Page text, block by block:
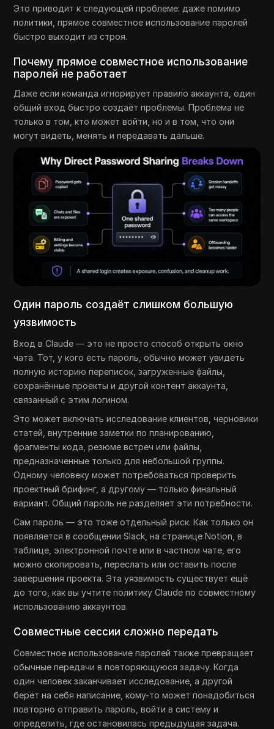
Это приводит к следующей проблеме: даже помимо
политики, прямое совместное использование паролей
быстро выходит из строя.
Почему прямое совместное использование
паролей не работает
Даже если команда игнорирует правило аккаунта, один
общий вход быстро создаёт проблемы. Проблема не
только в том, кто может войти, но и в том, что они
могут видеть, менять и передавать дальше.
Один пароль создаёт слишком большую
уязвимость
Вход в Claude — это не просто способ открыть окно
чата. Тот, у кого есть пароль, обычно может увидеть
полную историю переписок, загруженные файлы,
сохранённые проекты и другой контент аккаунта,
связанный с этим логином.
Это может включать исследование клиентов, черновики
статей, внутренние заметки по планированию,
фрагменты кода, резюме встреч или файлы,
предназначенные только для небольшой группы.
Одному человеку может потребоваться проверить
проектный брифинг, а другому — только финальный
вариант. Общий пароль не разделяет эти потребности.
Сам пароль — это тоже отдельный риск. Как только он
появляется в сообщении Slack, на странице Notion, в
таблице, электронной почте или в частном чате, его
можно скопировать, переслать или оставить после
завершения проекта. Эта уязвимость существует ещё
до того, как вы учтите политику Claude по совместному
использованию аккаунтов.
Совместные сессии сложно передать
Совместное использование паролей также превращает
обычные передачи в повторяющуюся задачу. Когда
один человек заканчивает исследование, а другой
берёт на себя написание, кому-то может понадобиться
повторно отправить пароль, войти в систему и
определить, где остановилась предыдущая задача.